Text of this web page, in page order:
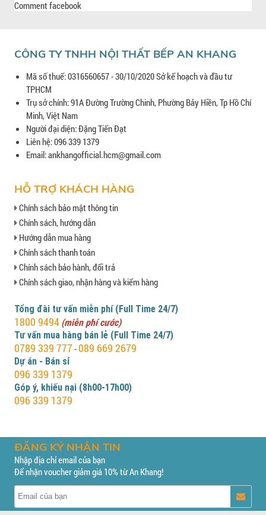
Comment facebook
CÔNG TY TNHH NỘI THẤT BẾP AN KHANG
Mã số thuế: 0316560657 - 30/10/2020 Sở kế hoạch và đầu tư
TPHCM
Trụ sở chính: 91A Đường Trường Chinh, Phường Bảy Hiền, Tp Hồ Chí
Minh, Việt Nam
Người đại diện: Đặng Tiến Đạt
Liên hệ: 096 339 1379
Email: ankhangofficial.hcm@gmail.com
HỖ TRỢ KHÁCH HÀNG
Chính sách bảo mật thông tin
Chính sách, hướng dẫn
Hướng dẫn mua hàng
Chính sách thanh toán
Chính sách bảo hành, đổi trả
Chính sách giao, nhận hàng và kiểm hàng
Tổng đài tư vấn miễn phí (Full Time 24/7)
1800 9494 (miễn phí cước)
Tư vấn mua hàng bán lẻ (Full Time 24/7)
0789 339 777 -089 669 2679
Dự án - Bán sỉ
096 339 1379
Góp ý, khiếu nại (8h00-17h00)
096 339 1379
ĐĂNG KÝ NHẬN TIN
Nhập địa chỉ email của bạn
Để nhận voucher giảm giá 10% từ An Khang!